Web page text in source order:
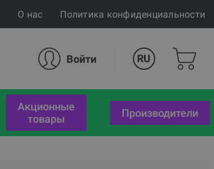
О нас Политика конфиденциальности
Войти RU
акционные
товары
Производители